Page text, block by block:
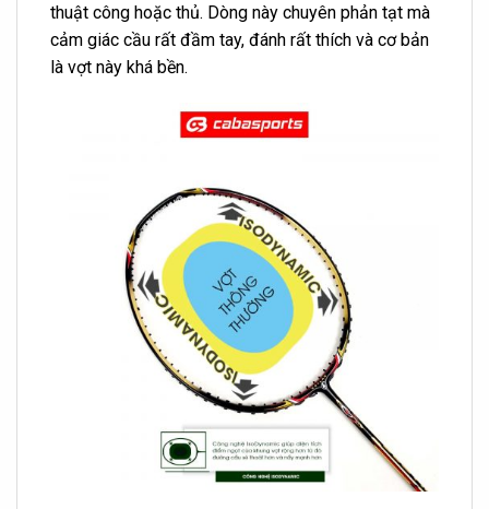
thuật công hoặc thủ. Dòng này chuyên phản tạt mà
cảm giác cầu rất đầm tay, đánh rất thích và cơ bản
là vợt này khá bền.